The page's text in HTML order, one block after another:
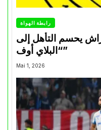
رابطة الهواة
يحسم التأهل إلى
“البلاي أوف”
Mai 1, 2026